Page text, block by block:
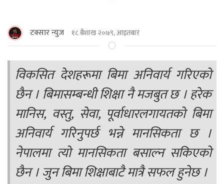
टक्सार न्युज १८ बैशाख २०७९, आइतबार
विकसित देशहरूमा बिमा अनिवार्य गरिएको
छैन । बिमासम्बन्धी शिक्षा नै मजबुत छ । हरेक
मानिस, वस्तु, सेवा, पूर्वाधारलगायतको बिमा
अनिवार्य गरिनुपर्छ भन्ने मानसिकता छ ।
नेपालमा त्यो मानसिकता बसाल्न सकिएको
छैन । जुन बिमा शिक्षाबाटै मात्रै सफल हुनेछ ।